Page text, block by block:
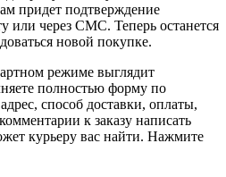
придет подтверждение
или через СМС. Теперь останется
новой покупке.
режиме выглядит
полностью форму по
способ доставки, оплаты,
к заказу написать
курьеру вас найти. Нажмите